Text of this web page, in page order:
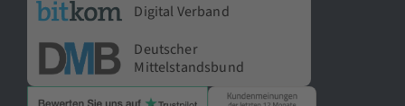
Digital Verband
Deutscher
Mittelstandsbund